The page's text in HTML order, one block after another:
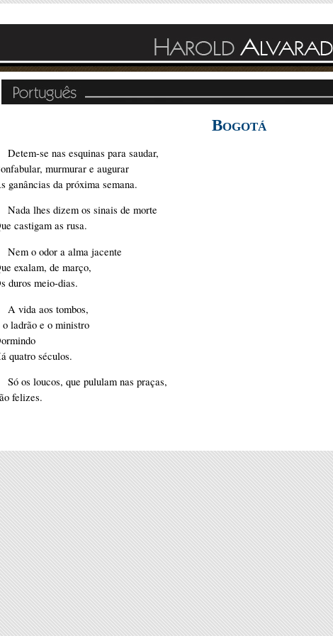
BOGOTÁ
Detem-se nas esquinas para saudar,
murmurar e augurar
ganâncias da próxima semana.
Nada lhes dizem os sinais de morte
castigam as rusa.
Nem o odor a alma jacente
exalam, de março,
duros meio-dias.
A vida aos tombos,
o ladrão e o ministro
quatro séculos.
Só os loucos, que pululam nas praças,
felizes.